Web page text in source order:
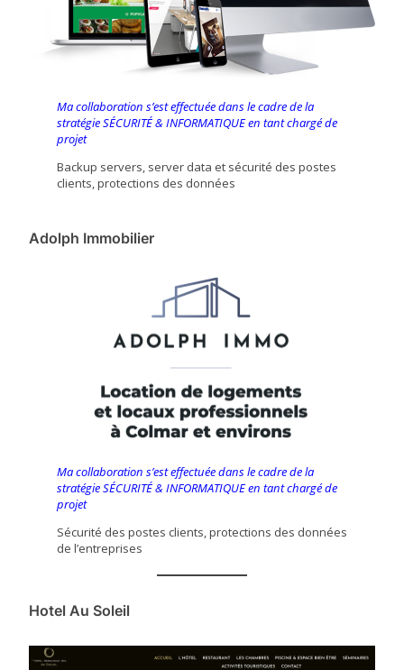
Ma collaboration s’est effectuée dans le cadre de la
stratégie SÉCURITÉ & INFORMATIQUE en tant chargé de
projet
Backup servers, server data et sécurité des postes
clients, protections des données
Adolph Immobilier
Ma collaboration s’est effectuée dans le cadre de la
stratégie SÉCURITÉ & INFORMATIQUE en tant chargé de
projet
Sécurité des postes clients, protections des données
de l’entreprises
Hotel Au Soleil